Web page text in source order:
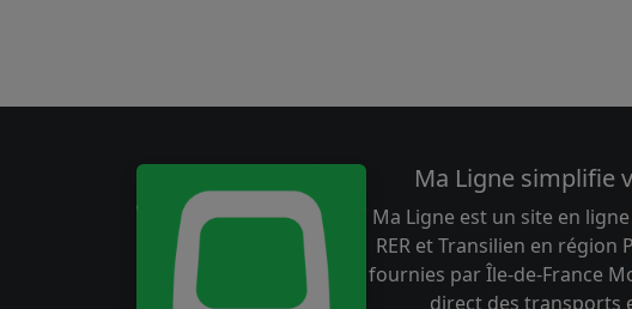
Ma Ligne simplifie
Ma Ligne est un site en
RER et Transilien en région
fournies par Île-de-France
direct des transports